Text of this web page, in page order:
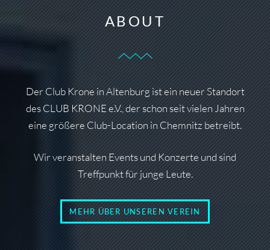
ABOUT
Der Club Krone in Altenburg ist ein neuer Standort
des CLUB KRONE e.V., der schon seit vielen Jahren
eine größere Club-Location in Chemnitz betreibt.
Wir veranstalten Events und Konzerte und sind
Treffpunkt für junge Leute.
MEHR ÜBER UNSEREN VEREIN